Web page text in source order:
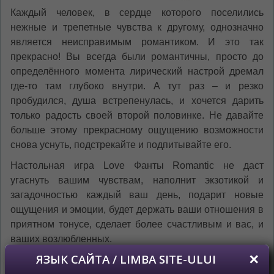
Каждый человек, в сердце которого поселились
нежные и трепетные чувства к другому, однозначно
является неисправимым романтиком. И это так
прекрасно! Вы всегда были романтичны, просто до
определённого момента лирический настрой дремал
где-то там глубоко внутри. А тут раз – и резко
пробудился, душа встрепенулась, и хочется дарить
только радость своей второй половинке. Не давайте
больше этому прекрасному ощущению возможности
снова уснуть, подстрекайте и подпитывайте его.
Настольная игра Love Фанты Romantic не даст
угаснуть вашим чувствам, наполнит экзотикой и
загадочностью каждый ваш день, подарит новые
ощущения и эмоции, будет держать ваши отношения в
приятном тонусе, сделает более счастливым и вас, и
ваших возлюбленных.
Каждому по конверту с